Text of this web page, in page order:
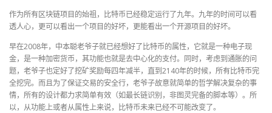
作为所有区块链项目的始祖，比特币已经稳定运行了九年。九年的时间可以看
透人心，更可以看出一个项目的好坏，更能看出一个开源项目的好坏。
早在2008年，中本聪老爷子就已经想好了比特币的属性，它就是一种电子现
金，是一种加密货币，其功能也就是去中心化的支付。同时，考虑到通胀的问
题，老爷子也定好了挖矿奖励每四年减半，直到2140年的时候，所有比特币完
全挖完。而且为了保证交易的安全行，老爷子故意就简单的哲学解决复杂的事
情，所有的设计都力求简单有效（如最长链识别，非图灵完备的脚本等）。所
以，从功能上或者从属性上来说，比特币未来已经不可能改变了。